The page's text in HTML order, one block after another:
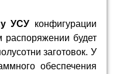
УСУ конфигурации
будет
заготовок. У
обеспечения